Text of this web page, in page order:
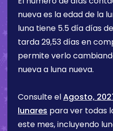
nueva es la edad de la
luna tiene 5.5 díadías
tarda 29,53 días en
permite verlo
nueva a luna nueva.
Consulte elAgosto,
lunares para ver todas
este mes, incluyendo